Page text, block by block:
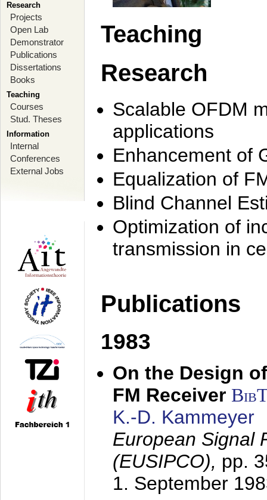
Research
Projects
Open Lab
Demonstrator
Publications
Dissertations
Books
Teaching
Courses
Stud. Theses
Information
Internal
Conferences
External Jobs
Teaching
Research
Scalable OFDM
applications
Enhancement of
Equalization of
Blind Channel
Optimization of
transmission in
Publications
1983
On the Design
FM Receiver
K.-D. Kammeyer
European Signal
(EUSIPCO), pp.
1. September